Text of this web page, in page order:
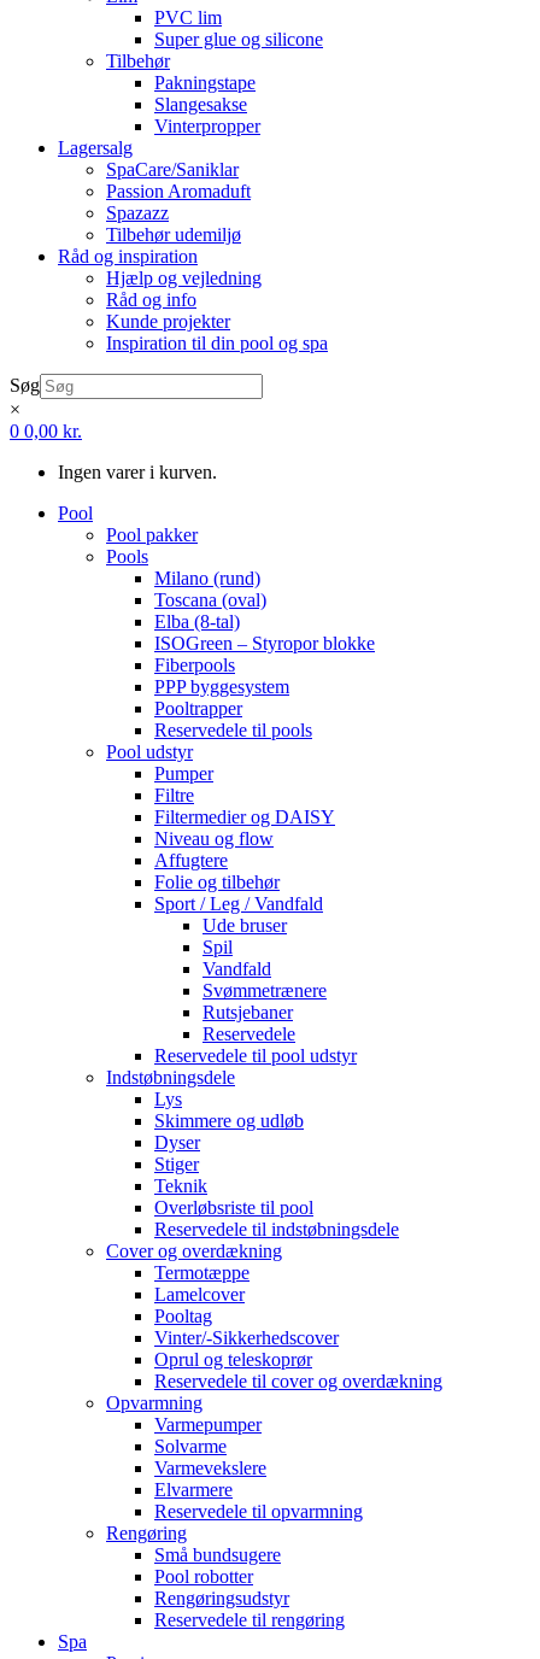
PVC lim
Super glue og silicone
Tilbehør
Pakningstape
Slangesakse
Vinterpropper
Lagersalg
SpaCare/Saniklar
Passion Aromaduft
Spazazz
Tilbehør udemiljø
Råd og inspiration
Hjælp og vejledning
Råd og info
Kunde projekter
Inspiration til din pool og spa
Søg
×
0 0,00 kr.
Ingen varer i kurven.
Pool
Pool pakker
Pools
Milano (rund)
Toscana (oval)
Elba (8-tal)
ISOGreen – Styropor blokke
Fiberpools
PPP byggesystem
Pooltrapper
Reservedele til pools
Pool udstyr
Pumper
Filtre
Filtermedier og DAISY
Niveau og flow
Affugtere
Folie og tilbehør
Sport / Leg / Vandfald
Ude bruser
Spil
Vandfald
Svømmetrænere
Rutsjebaner
Reservedele
Reservedele til pool udstyr
Indstøbningsdele
Lys
Skimmere og udløb
Dyser
Stiger
Teknik
Overløbsriste til pool
Reservedele til indstøbningsdele
Cover og overdækning
Termotæppe
Lamelcover
Pooltag
Vinter/-Sikkerhedscover
Oprul og teleskoprør
Reservedele til cover og overdækning
Opvarmning
Varmepumper
Solvarme
Varmevekslere
Elvarmere
Reservedele til opvarmning
Rengøring
Små bundsugere
Pool robotter
Rengøringsudstyr
Reservedele til rengøring
Spa